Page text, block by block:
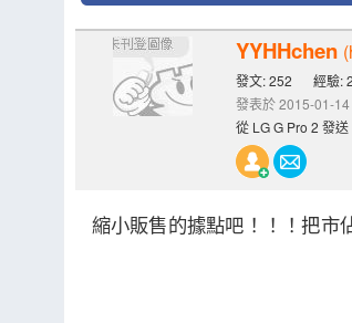
YYHHchen
發文: 252
經驗:
發表於 2015-01-
從 LG G Pro 2 發送
縮小販售的據點吧！！！把市